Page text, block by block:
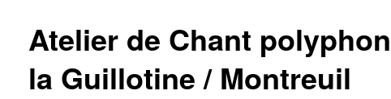
Atelier de Chant
la Guillotine / Montreuil